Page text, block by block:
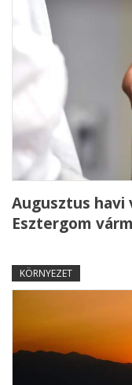
Augusztus havi
Esztergom
KÖRNYEZET